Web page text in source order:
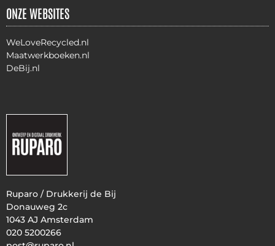
ONZE WEBSITES
WeLoveRecycled.nl
Maatwerkboeken.nl
DeBij.nl
Ruparo / Drukkerij de Bij
Donauweg 2c
1043 AJ Amsterdam
020 5200266